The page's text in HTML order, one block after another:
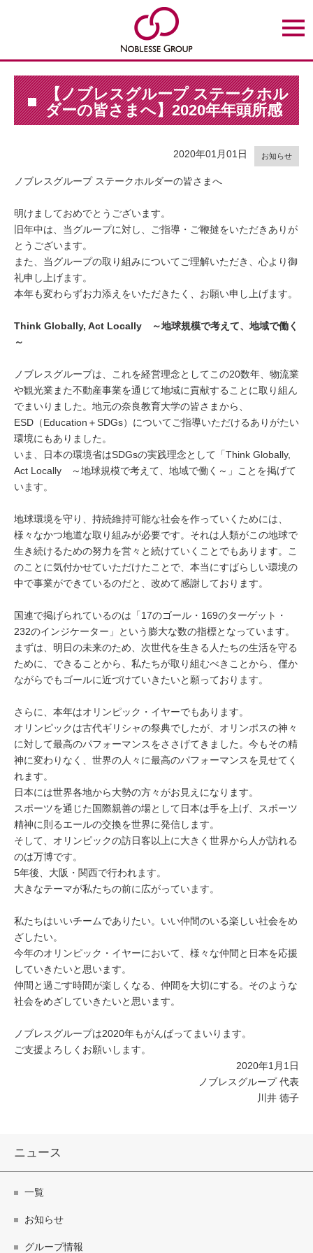
t
o
e
n
a
v
i
【ノブレスグループ ステークホル
ダーの皆さまへ】2020年年頭所感
お知らせ
2020年01月01日
ノブレスグループ ステークホルダーの皆さまへ
明けましておめでとうございます。
旧年中は、当グループに対し、ご指導・ご鞭撻をいただきありが
とうございます。
また、当グループの取り組みについてご理解いただき、心より御
礼申し上げます。
本年も変わらずお力添えをいただきたく、お願い申し上げます。
Think Globally, Act Locally ～地球規模で考えて、地域で働く
～
ノブレスグループは、これを経営理念としてこの20数年、物流業
や観光業また不動産事業を通じて地域に貢献することに取り組ん
でまいりました。地元の奈良教育大学の皆さまから、
ESD（Education＋SDGs）についてご指導いただけるありがたい
環境にもありました。
いま、日本の環境省はSDGsの実践理念として「Think Globally,
Act Locally ～地球規模で考えて、地域で働く～」ことを掲げて
います。
地球環境を守り、持続維持可能な社会を作っていくためには、
様々なかつ地道な取り組みが必要です。それは人類がこの地球で
生き続けるための努力を営々と続けていくことでもあります。こ
のことに気付かせていただけたことで、本当にすばらしい環境の
中で事業ができているのだと、改めて感謝しております。
国連で掲げられているのは「17のゴール・169のターゲット・
232のインジケーター」という膨大な数の指標となっています。
まずは、明日の未来のため、次世代を生きる人たちの生活を守る
ために、できることから、私たちが取り組むべきことから、僅か
ながらでもゴールに近づけていきたいと願っております。
さらに、本年はオリンピック・イヤーでもあります。
オリンピックは古代ギリシャの祭典でしたが、オリンポスの神々
に対して最高のパフォーマンスをささげてきました。今もその精
神に変わりなく、世界の人々に最高のパフォーマンスを見せてく
れます。
日本には世界各地から大勢の方々がお見えになります。
スポーツを通じた国際親善の場として日本は手を上げ、スポーツ
精神に則るエールの交換を世界に発信します。
そして、オリンピックの訪日客以上に大きく世界から人が訪れる
のは万博です。
5年後、大阪・関西で行われます。
大きなテーマが私たちの前に広がっています。
私たちはいいチームでありたい。いい仲間のいる楽しい社会をめ
ざしたい。
今年のオリンピック・イヤーにおいて、様々な仲間と日本を応援
していきたいと思います。
仲間と過ごす時間が楽しくなる、仲間を大切にする。そのような
社会をめざしていきたいと思います。
ノブレスグループは2020年もがんばってまいります。
ご支援よろしくお願いします。
2020年1月1日
ノブレスグループ 代表
川井 徳子
ニュース
一覧
お知らせ
グループ情報